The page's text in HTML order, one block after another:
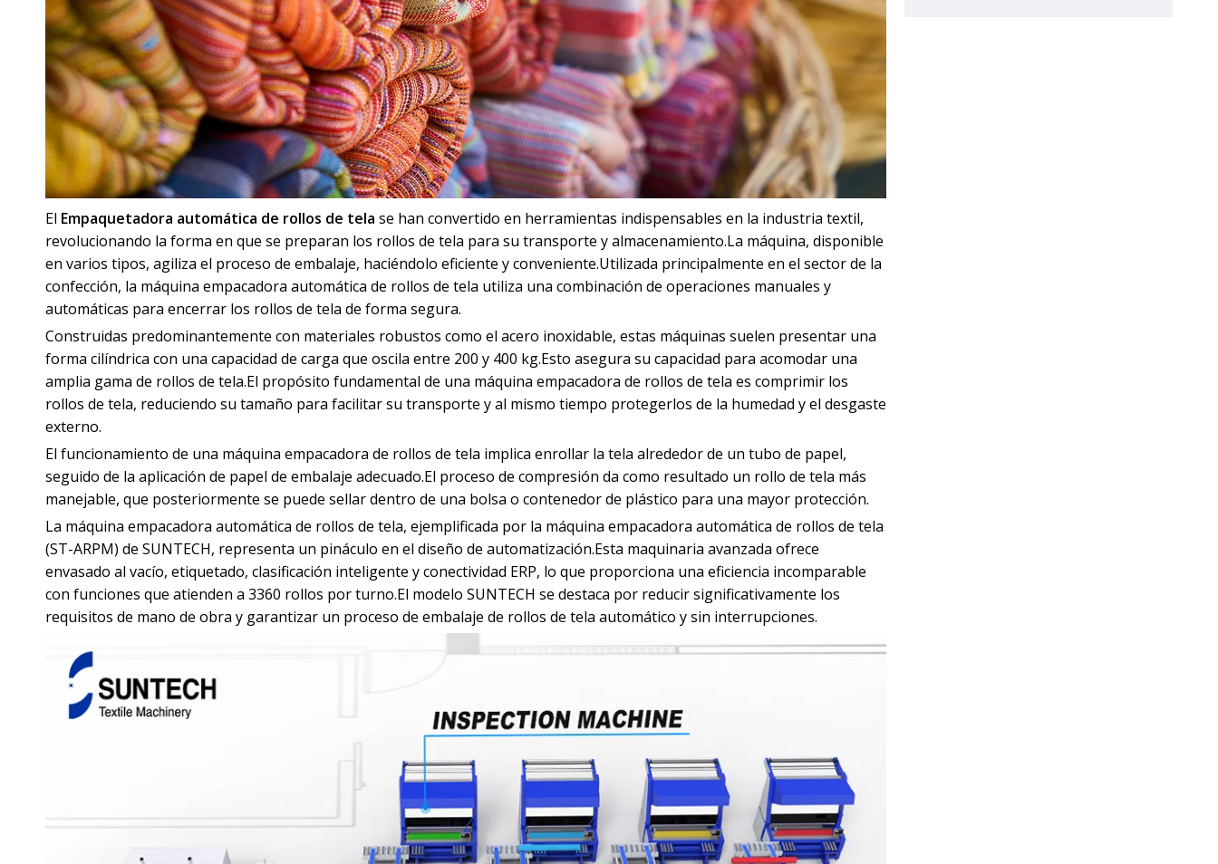
El Empaquetadora automática de rollos de tela se han convertido en herramientas indispensables en la industria textil,
revolucionando la forma en que se preparan los rollos de tela para su transporte y almacenamiento.La máquina, disponible
en varios tipos, agiliza el proceso de embalaje, haciéndolo eficiente y conveniente.Utilizada principalmente en el sector de la
confección, la máquina empacadora automática de rollos de tela utiliza una combinación de operaciones manuales y
automáticas para encerrar los rollos de tela de forma segura.
Construidas predominantemente con materiales robustos como el acero inoxidable, estas máquinas suelen presentar una
forma cilíndrica con una capacidad de carga que oscila entre 200 y 400 kg.Esto asegura su capacidad para acomodar una
amplia gama de rollos de tela.El propósito fundamental de una máquina empacadora de rollos de tela es comprimir los
rollos de tela, reduciendo su tamaño para facilitar su transporte y al mismo tiempo protegerlos de la humedad y el desgaste
externo.
El funcionamiento de una máquina empacadora de rollos de tela implica enrollar la tela alrededor de un tubo de papel,
seguido de la aplicación de papel de embalaje adecuado.El proceso de compresión da como resultado un rollo de tela más
manejable, que posteriormente se puede sellar dentro de una bolsa o contenedor de plástico para una mayor protección.
La máquina empacadora automática de rollos de tela, ejemplificada por la máquina empacadora automática de rollos de tela
(ST-ARPM) de SUNTECH, representa un pináculo en el diseño de automatización.Esta maquinaria avanzada ofrece
envasado al vacío, etiquetado, clasificación inteligente y conectividad ERP, lo que proporciona una eficiencia incomparable
con funciones que atienden a 3360 rollos por turno.El modelo SUNTECH se destaca por reducir significativamente los
requisitos de mano de obra y garantizar un proceso de embalaje de rollos de tela automático y sin interrupciones.